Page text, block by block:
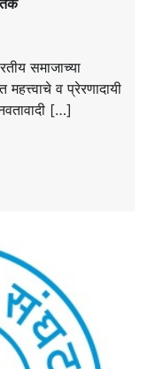
समाजाच्या
व प्रेरणादायी
[…]